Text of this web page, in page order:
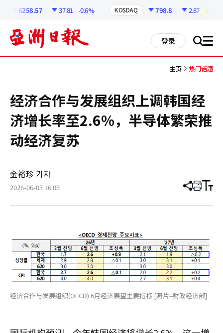
6258.57 37.81 -0.6% KOSDAQ 798.8 2.87 -0.36%
登录 搜 all
主页 热门话题
经济合作与发展组织上调韩国经
济增长率至2.6%，半导体繁荣推
动经济复苏
金裕珍 기자
2026-06-03 16:03 分
章
打 调
小
经济合作与发展组织(OECD) 6月经济展望主要指标 [照片=财政经济部]